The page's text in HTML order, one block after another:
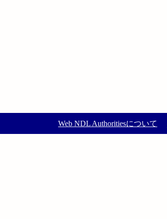
Web NDL Authoritiesについて